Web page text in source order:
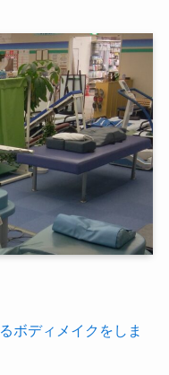
ボディメイクをしま